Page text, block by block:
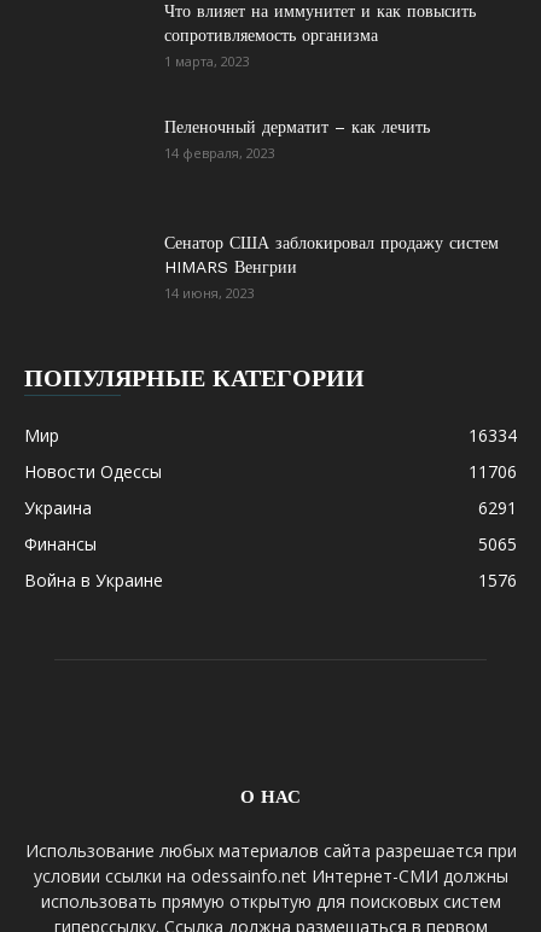
Что влияет на иммунитет и как повысить
сопротивляемость организма
1 марта, 2023
Пеленочный дерматит – как лечить
14 февраля, 2023
Сенатор США заблокировал продажу систем
HIMARS Венгрии
14 июня, 2023
ПОПУЛЯРНЫЕ КАТЕГОРИИ
Мир
16334
Новости Одессы
11706
Украина
6291
Финансы
5065
Война в Украине
1576
О НАС
Использование любых материалов сайта разрешается при
условии ссылки на odessainfo.net Интернет-СМИ должны
использовать прямую открытую для поисковых систем
гиперссылку. Ссылка должна размещаться в первом